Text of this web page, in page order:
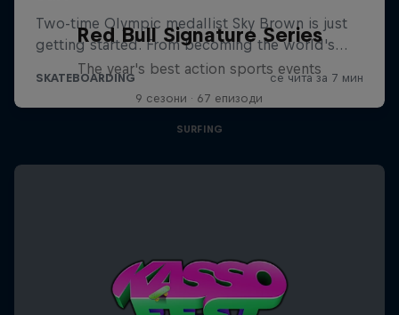
Red Bull Signature Series
The year's best action sports events
9 сезони · 67 епизоди
SURFING